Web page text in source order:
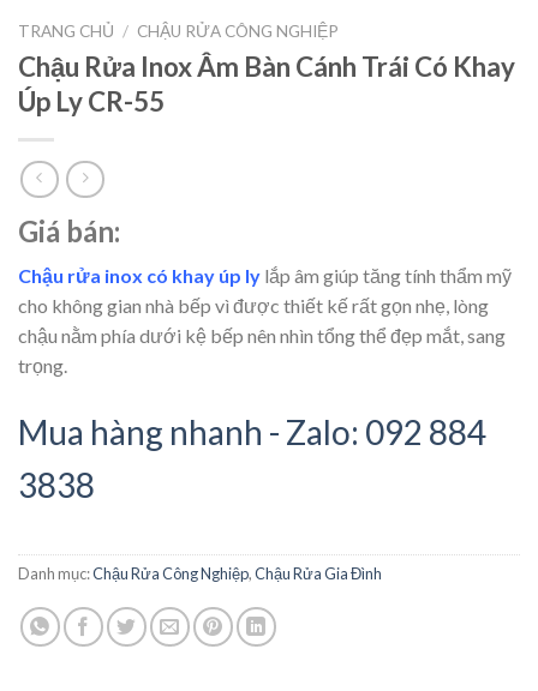
TRANG CHỦ / CHẬU RỬA CÔNG NGHIỆP
Chậu Rửa Inox Âm Bàn Cánh Trái Có Khay
Úp Ly CR-55
Giá bán:
Chậu rửa inox có khay úp ly lắp âm giúp tăng tính thẩm mỹ
cho không gian nhà bếp vì được thiết kế rất gọn nhẹ, lòng
chậu nằm phía dưới kệ bếp nên nhìn tổng thể đẹp mắt, sang
trọng.
Mua hàng nhanh - Zalo: 092 884
3838
Danh mục:Chậu Rửa Công Nghiệp,Chậu Rửa Gia Đình